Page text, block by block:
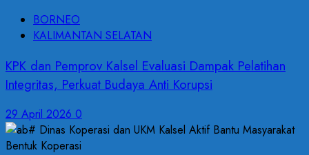
BORNEO
KALIMANTAN SELATAN
KPK dan Pemprov Kalsel Evaluasi Dampak Pelatihan
Integritas, Perkuat Budaya Anti Korupsi
29 April 2026 0